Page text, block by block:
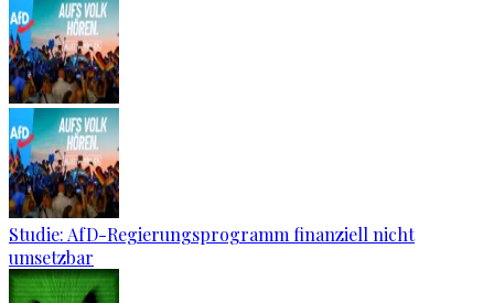
Studie: AfD-Regierungsprogramm finanziell nicht
umsetzbar